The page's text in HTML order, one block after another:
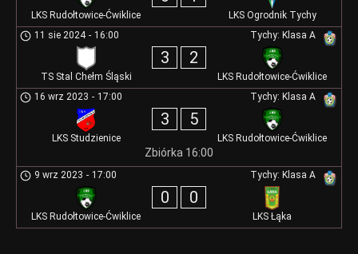
LKS Rudołtowice-Ćwiklice
LKS Ogrodnik Tychy
Tychy: Klasa A
11 sie 2024 - 16:00
TS Stal Chełm Śląski
3 2
LKS Rudołtowice-Ćwiklice
Tychy: Klasa A
16 wrz 2023 - 17:00
LKS Studzienice
3 5
LKS Rudołtowice-Ćwiklice
Zbiórka 16:00
Tychy: Klasa A
9 wrz 2023 - 17:00
LKS Rudołtowice-Ćwiklice
0 0
LKS Łąka